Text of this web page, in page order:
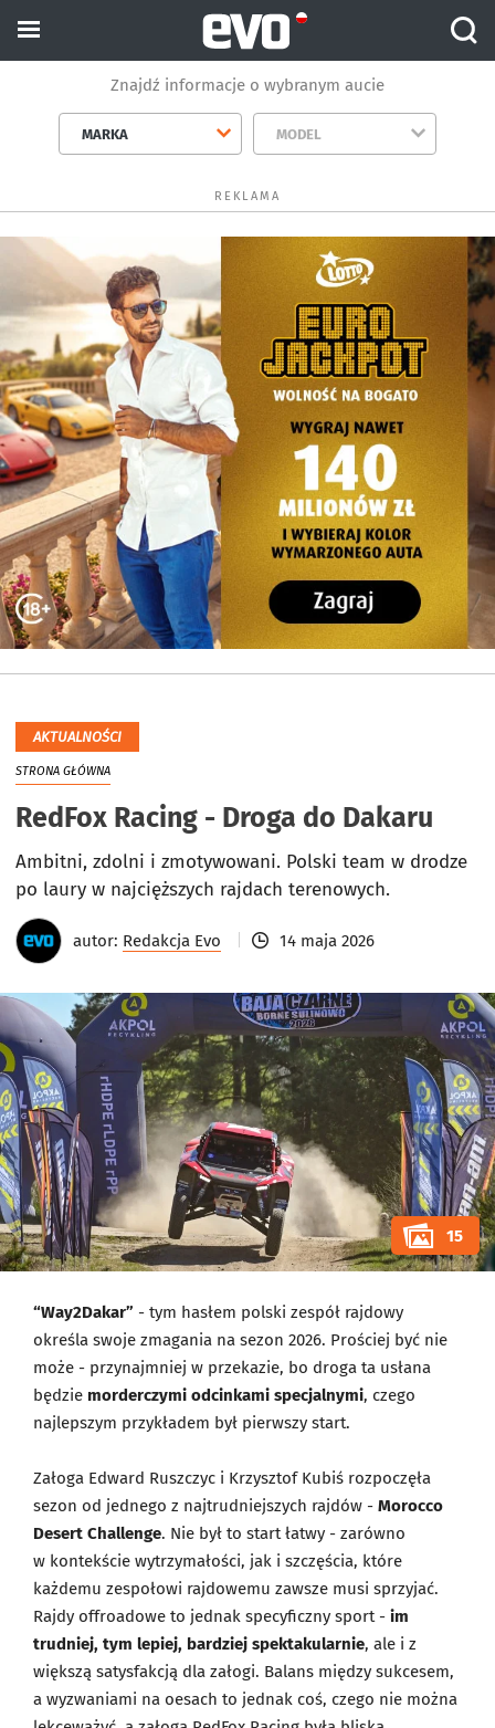
Znajdź informacje o wybranym aucie
MARKA MODEL
REKLAMA
AKTUALNOŚCI
STRONA GŁÓWNA
RedFox Racing - Droga do Dakaru
Ambitni, zdolni i zmotywowani. Polski team w drodze
po laury w najcięższych rajdach terenowych.
autor: Redakcja Evo 14 maja 2026
15
“Way2Dakar” - tym hasłem polski zespół rajdowy
określa swoje zmagania na sezon 2026. Prościej być nie
może - przynajmniej w przekazie, bo droga ta usłana
będzie morderczymi odcinkami specjalnymi, czego
najlepszym przykładem był pierwszy start.
Załoga Edward Ruszczyc i Krzysztof Kubiś rozpoczęła
sezon od jednego z najtrudniejszych rajdów - Morocco
Desert Challenge. Nie był to start łatwy - zarówno
w kontekście wytrzymałości, jak i szczęścia, które
każdemu zespołowi rajdowemu zawsze musi sprzyjać.
Rajdy offroadowe to jednak specyficzny sport - im
trudniej, tym lepiej, bardziej spektakularnie, ale i z
większą satysfakcją dla załogi. Balans między sukcesem,
a wyzwaniami na oesach to jednak coś, czego nie można